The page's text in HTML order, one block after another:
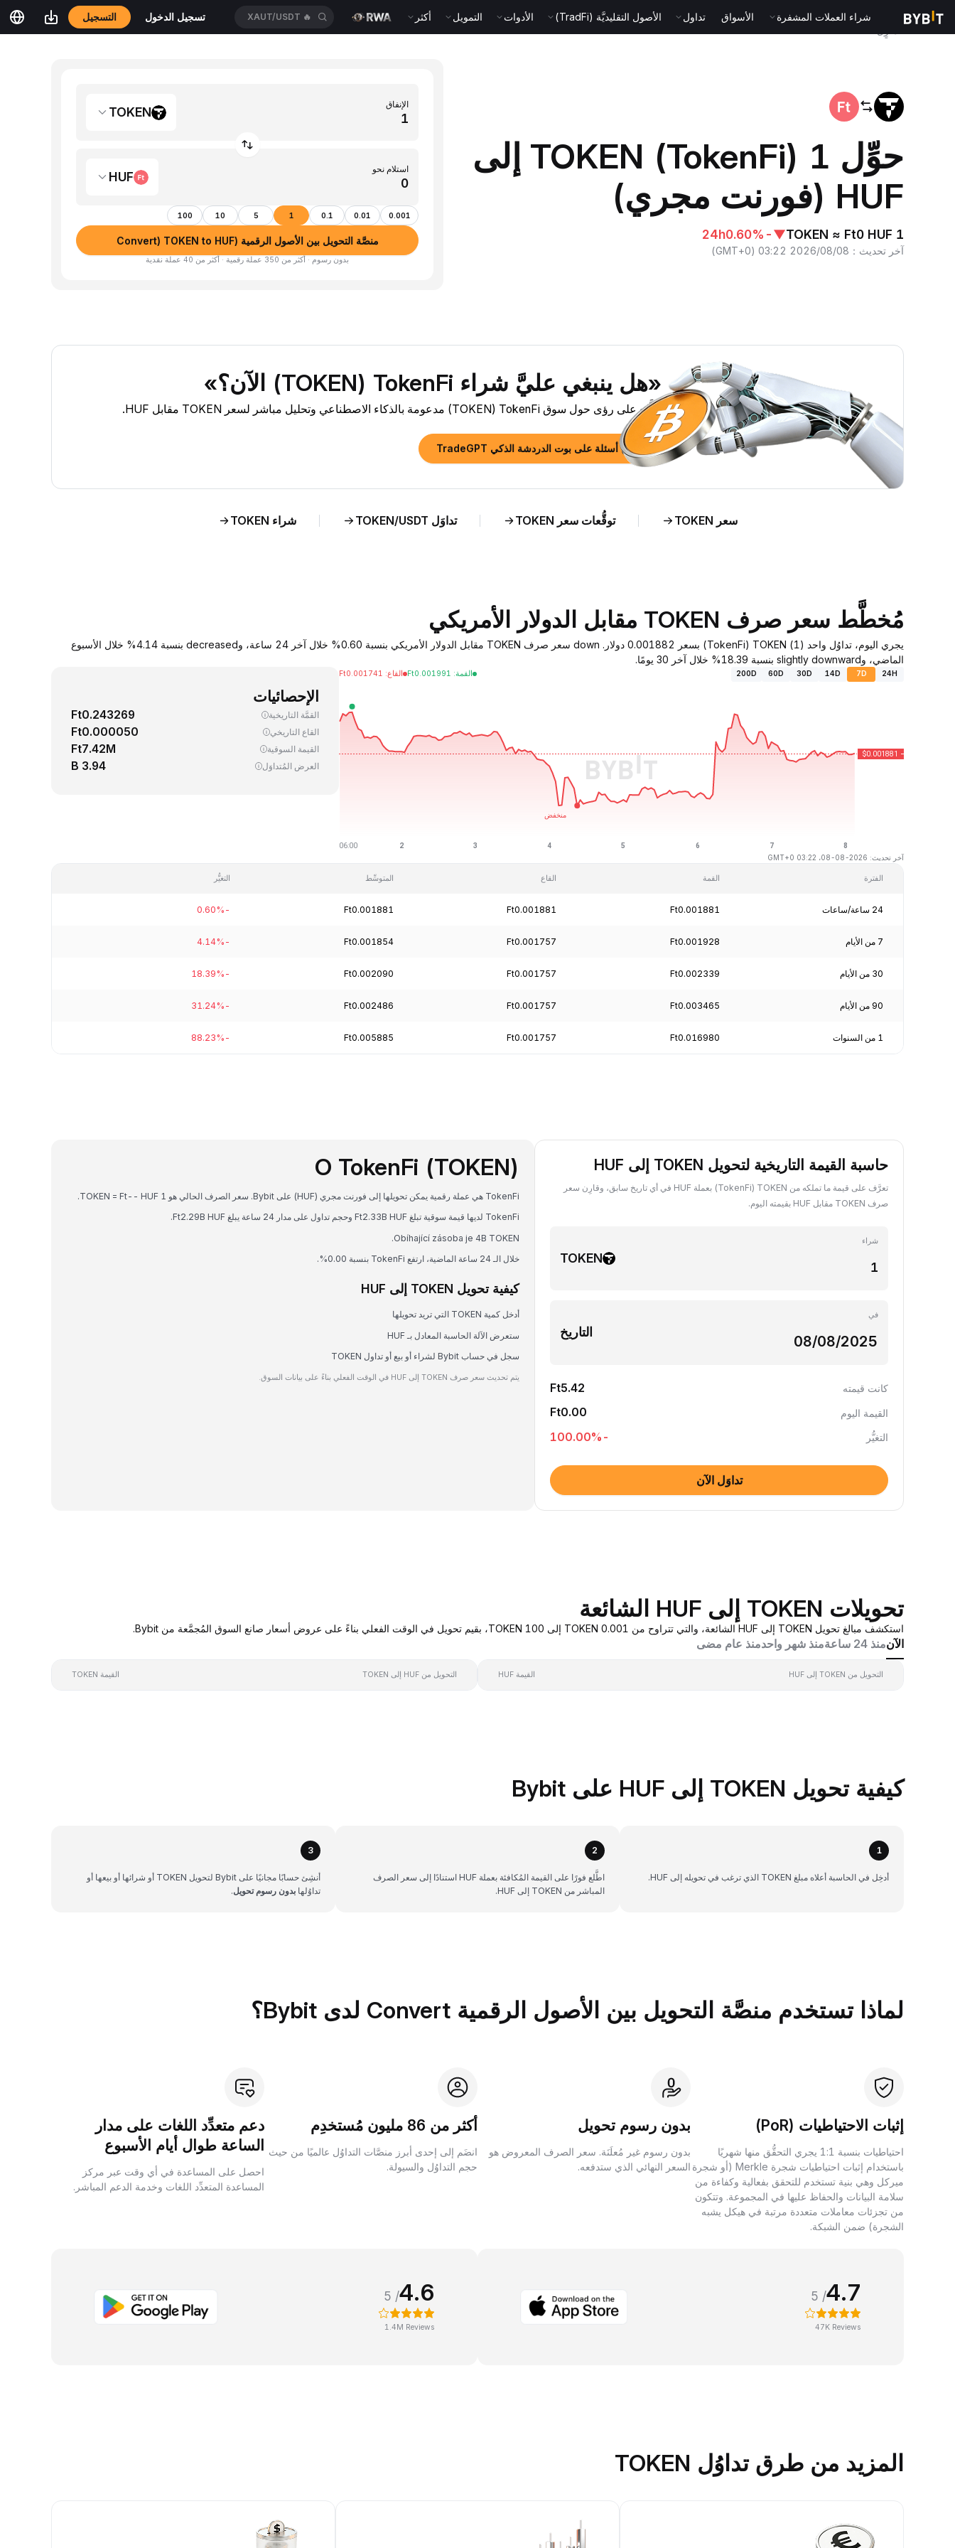
شراء العملات المشفرة الأسواق تداول الأصول التقليديَّة (TradFi) الأدوات التمويل أكثر 🔥
BTC/USDT تسجيل الدخول التسجيل
حوِّل 1 TOKEN (TokenFi) إلى
HUF (فورنت مجري)
1 TOKEN ≈ Ft0 HUF
▼
-0.60%
24h
آخر تحديث ：
2026/08/08 03:22
(
GMT+0
)
الإنفاق
TOKEN
استلام نحو
HUF
0.001
0.01
0.1
1
5
10
100
منصَّة التحويل بين الأصول الرقمية (Convert) TOKEN to HUF
بدون رسوم · أكثر من 350 عملة رقمية · أكثر من 40 عملة نقدية
«هل ينبغي عليَّ شراء TokenFi ‏(TOKEN) الآن؟»
اطَّلع على رؤى حول سوق TokenFi ‏(TOKEN) مدعومة بالذكاء الاصطناعي وتحليل مباشر لسعر TOKEN مقابل HUF.
اطرح أسئلة على بوت الدردشة الذكي TradeGPT
سعر TOKEN توقُّعات سعر TOKEN تداوَل TOKEN/USDT شراء TOKEN
مُخطَّط سعر صرف TOKEN مقابل الدولار الأمريكي
يجري اليوم، تداوُل واحد (1) TOKEN ‏(TokenFi) بسعر 0.001882 دولار. down سعر صرف TOKEN مقابل الدولار الأمريكي بنسبة 0.60% خلال آخر 24 ساعة، وdecreased بنسبة 4.14% خلال الأسبوع
الماضي، وslightly downward بنسبة 18.39% خلال آخر 30 يومًا.
24H
7D
14D
30D
60D
200D القمة:
Ft0.001991 القاع:
Ft0.001741
آخر تحديث: 2026-08-08، 03:22 GMT+0
الإحصائيات
القمَّة التاريخية Ft0.243269
القاع التاريخي Ft0.000050
القيمة السوقية Ft7.42M
العرض المُتداوَل 3.94 B
الفترة القمة القاع المتوسِّط التغيُّر
24 ساعة/ساعات Ft0.001881
Ft0.001881
Ft0.001881
-0.60%
7 من الأيام Ft0.001928
Ft0.001757
Ft0.001854
-4.14%
30 من الأيام Ft0.002339
Ft0.001757
Ft0.002090
-18.39%
90 من الأيام Ft0.003465
Ft0.001757
Ft0.002486
-31.24%
1 من السنوات Ft0.016980
Ft0.001757
Ft0.005885
-88.23%
حاسبة القيمة التاريخية لتحويل TOKEN إلى HUF
تعرَّف على قيمة ما تملكه من TOKEN ‏(TokenFi) بعملة HUF في أي تاريخ سابق، وقارِن سعر
صرف TOKEN مقابل HUF بقيمته اليوم.
شراء
TOKEN
في
التاريخ
كانت قيمته Ft5.42
القيمة اليوم Ft0.00
التغيُّر -100.00
%
تداوَل الآن
O TokenFi (TOKEN)
TokenFi هي عملة رقمية يمكن تحويلها إلى فورنت مجري (HUF) على Bybit. سعر الصرف الحالي هو 1 TOKEN = Ft-- HUF.
TokenFi لديها قيمة سوقية تبلغ Ft2.33B HUF وحجم تداول على مدار 24 ساعة يبلغ Ft2.29B HUF.
Obíhající zásoba je 4B TOKEN.
خلال الـ 24 ساعة الماضية، ارتفع TokenFi بنسبة 0.00%.
كيفية تحويل TOKEN إلى HUF
أدخل كمية TOKEN التي تريد تحويلها
ستعرض الآلة الحاسبة المعادل بـ HUF
سجل في حساب Bybit لشراء أو بيع أو تداول TOKEN
يتم تحديث سعر صرف TOKEN إلى HUF في الوقت الفعلي بناءً على بيانات السوق.
تحويلات TOKEN إلى HUF الشائعة
استكشف مبالغ تحويل TOKEN إلى HUF الشائعة، والتي تتراوح من 0.001 TOKEN إلى 100 TOKEN، بقيم تحويل في الوقت الفعلي بناءً على عروض أسعار صانع السوق المُجمَّعة من Bybit.
الآنمنذ 24 ساعة منذ شهر واحدمنذ عام مضى
التحويل من TOKEN إلى HUF القيمة HUF التحويل من HUF إلى TOKEN القيمة TOKEN
كيفية تحويل TOKEN إلى HUF على Bybit
1
أدخِل في الحاسبة أعلاه مبلغ TOKEN الذي ترغب في تحويله إلى HUF.
2
اطَّلع فورًا على القيمة المُكافئة بعملة HUF استنادًا إلى سعر الصرف
المباشر من TOKEN إلى HUF.
3
أنشِئ حسابًا مجانيًا على Bybit لتحويل TOKEN أو شرائها أو بيعها أو
تداوُلها بدون رسوم تحويل.
لماذا تستخدم منصَّة التحويل بين الأصول الرقمية Convert لدى Bybit؟
إثبات الاحتياطيات (PoR)
احتياطيات بنسبة 1:1 يجري التحقُّق منها شهريًا
باستخدام إثبات احتياطيات شجرة Merkle (أو شجرة
ميركل وهي بنية تستخدم للتحقق بفعالية وكفاءة من
سلامة البيانات والحفاظ عليها في المجموعة. وتتكون
من تجزئات معاملات متعددة مرتبة في هيكل يشبه
الشجرة) ضمن الشبكة.
بدون رسوم تحويل
بدون رسوم غير مُعلَنَة. سعر الصرف المعروض هو
السعر النهائي الذي ستدفعه.
أكثر من 86 مليون مُستخدِم
انضَم إلى إحدى أبرز منصَّات التداوُل عالميًا من حيث
حجم التداوُل والسيولة.
دعم متعدِّد اللغات على مدار
الساعة طوال أيام الأسبوع
احصل على المساعدة في أي وقت عبر مركز
المساعدة المتعدِّد اللغات وخدمة الدعم المباشر.
4.7
/ 5
47K Reviews
4.6
/ 5
1.4M Reviews
المزيد من طرق تداوُل TOKEN